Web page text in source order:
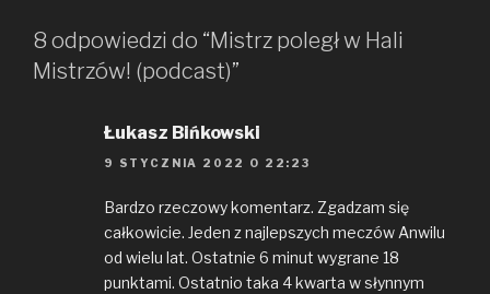
8 odpowiedzi do “Mistrz poległ w Hali
Mistrzów! (podcast)”
Łukasz Bińkowski
9 STYCZNIA 2022 O 22:23
Bardzo rzeczowy komentarz. Zgadzam się
całkowicie. Jeden z najlepszych meczów Anwilu
od wielu lat. Ostatnie 6 minut wygrane 18
punktami. Ostatnio taka 4 kwarta w słynnym